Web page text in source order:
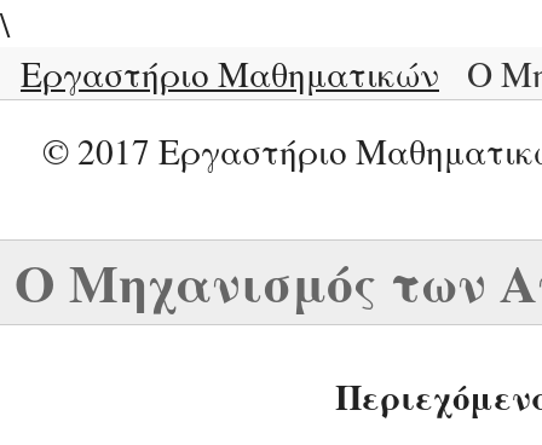
\
Εργαστήριο Μαθηματικών
Ο
© 2017 Εργαστήριο
Ο Μηχανισμός των